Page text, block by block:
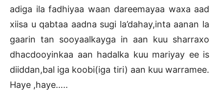
adiga ila fadhiyaa waan dareemayaa waxa aad
xiisa u qabtaa aadna sugi la’dahay,inta aanan la
gaarin tan sooyaalkayga in aan kuu sharraxo
dhacdooyinkaa aan hadalka kuu mariyay ee is
diiddan,bal iga koobi(iga tiri) aan kuu warramee.
Haye ,haye…..